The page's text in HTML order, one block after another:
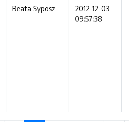
Beata Syposz
2012-12-03
09:57:38